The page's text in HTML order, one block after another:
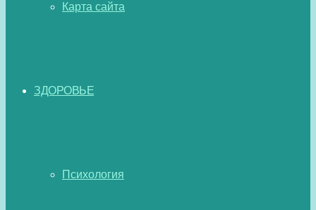
Карта сайта
ЗДОРОВЬЕ
Психология